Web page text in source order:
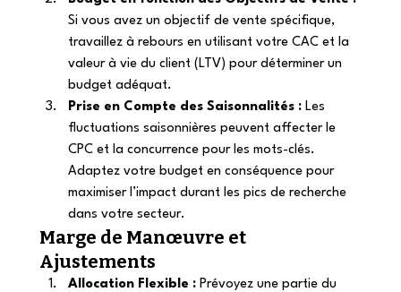
Si vous avez un objectif de vente spécifique,
travaillez à rebours en utilisant votre CAC et la
valeur à vie du client (LTV) pour déterminer un
budget adéquat.
Prise en Compte des Saisonnalités : Les
fluctuations saisonnières peuvent affecter le
CPC et la concurrence pour les mots-clés.
Adaptez votre budget en conséquence pour
maximiser l’impact durant les pics de recherche
dans votre secteur.
Marge de Manœuvre et
Ajustements
Allocation Flexible : Prévoyez une partie du